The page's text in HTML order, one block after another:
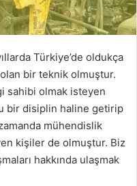
Türkiye’de oldukça
bir teknik olmuştur.
sahibi olmak isteyen
bir disiplin haline getirip
zamanda mühendislik
kişiler de olmuştur. Biz
hakkında ulaşmak